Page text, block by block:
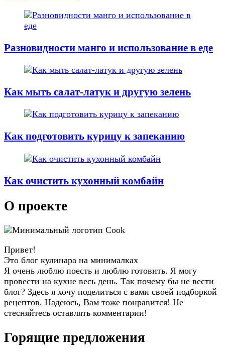
Разновидности манго и использование в еде
Как мыть салат-латук и другую зелень
Как подготовить курицу к запеканию
Как очистить кухонный комбайн
О проекте
Привет!
Это блог кулинара на минималках
Я очень люблю поесть и люблю готовить. Я могу
провести на кухне весь день. Так почему бы не вести
блог? Здесь я хочу поделиться с вами своей подборкой
рецептов. Надеюсь, Вам тоже понравится! Не
стесняйтесь оставлять комментарии!
Горящие предложения